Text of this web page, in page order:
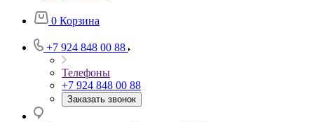
0 Корзина
+7 924 848 00 88
Телефоны
+7 924 848 00 88
Заказать звонок